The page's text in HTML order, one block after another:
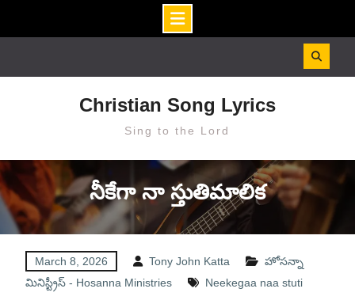
Christian Song Lyrics
Sing to the Lord
నీకేగా నా స్తుతిమాలిక
March 8, 2026 Tony John Katta
హోసన్నా
మినిస్ట్రీస్ - Hosanna Ministries
Neekegaa naa stuti